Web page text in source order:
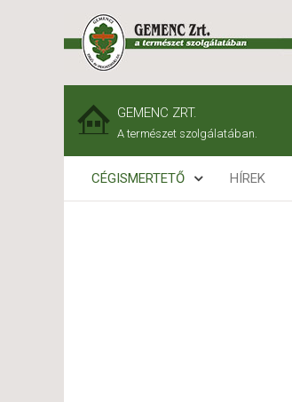
GEMENC ZRT.
A természet szolgálatában.
CÉGISMERTETŐ HÍREK